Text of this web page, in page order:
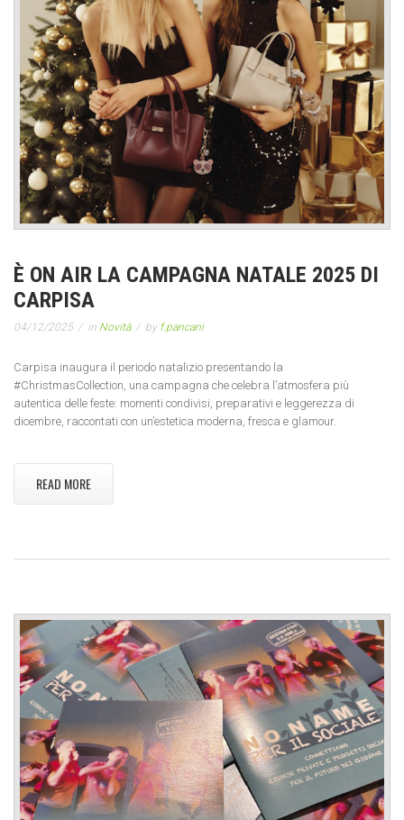
È ON AIR LA CAMPAGNA NATALE 2025 DI
CARPISA
04/12/2025 in Novità by f.pancani
Carpisa inaugura il periodo natalizio presentando la
#ChristmasCollection, una campagna che celebra l’atmosfera più
autentica delle feste: momenti condivisi, preparativi e leggerezza di
dicembre, raccontati con un’estetica moderna, fresca e glamour.
READ MORE